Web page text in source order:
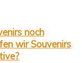
noch
wir Souvenirs